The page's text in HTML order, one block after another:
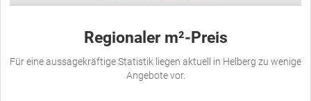
Regionaler m²-Preis
Für eine aussagekräftige Statistik liegen aktuell in Helberg zu wenige
Angebote vor.